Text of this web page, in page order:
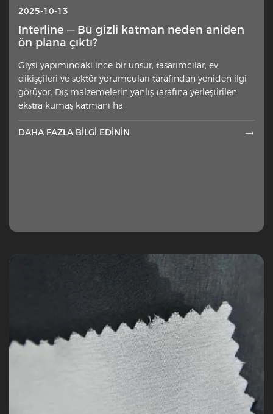
2025-10-13
Interline — Bu gizli katman neden aniden
ön plana çıktı?
Giysi yapımındaki ince bir unsur, tasarımcılar, ev
dikişçileri ve sektör yorumcuları tarafından yeniden ilgi
görüyor. Dış malzemelerin yanlış tarafına yerleştirilen
ekstra kumaş katmanı ha
DAHA FAZLA BILGI EDININ 